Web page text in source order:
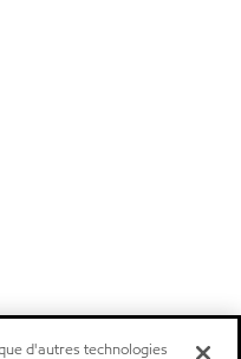
d'autres technologies